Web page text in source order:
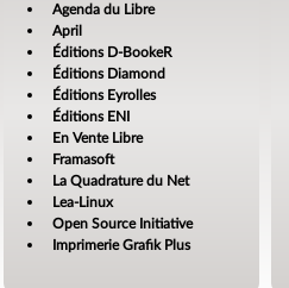
Agenda du Libre
April
Éditions D-BookeR
Éditions Diamond
Éditions Eyrolles
Éditions ENI
En Vente Libre
Framasoft
La Quadrature du Net
Lea-Linux
Open Source Initiative
Imprimerie Grafik Plus